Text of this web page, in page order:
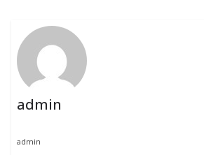
admin
admin